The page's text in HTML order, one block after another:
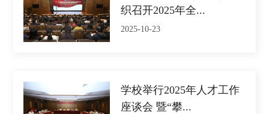
织召开2025年全...
2025-10-23
学校举行2025年人才工作
座谈会 暨“攀...